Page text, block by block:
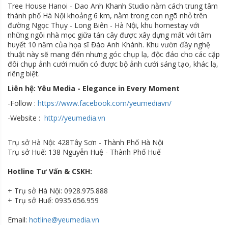
Tree House Hanoi - Dao Anh Khanh Studio nằm cách trung tâm
thành phố Hà Nội khoảng 6 km, nằm trong con ngõ nhỏ trên
đường Ngọc Thụy - Long Biên - Hà Nội, khu homestay với
những ngôi nhà mọc giữa tán cây được xây dựng mất với tâm
huyết 10 năm của họa sĩ Đào Anh Khánh. Khu vườn đầy nghệ
thuật này sẽ mang đến nhưng góc chụp lạ, độc đáo cho các cặp
đôi chụp ảnh cưới muốn có được bộ ảnh cưới sáng tạo, khác lạ,
riêng biệt.
Liên hệ: Yêu Media - Elegance in Every Moment
-Follow : https://www.facebook.com/yeumediavn/
-Website : http://yeumedia.vn
Trụ sở Hà Nội: 428Tây Sơn - Thành Phố Hà Nội
Trụ sở Huế: 138 Nguyễn Huệ - Thành Phố Huế
Hotline Tư Vấn & CSKH:
+ Trụ sở Hà Nội: 0928.975.888
+ Trụ sở Huế: 0935.656.959
Email: hotline@yeumedia.vn